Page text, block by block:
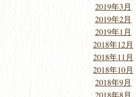
2019年3月
2019年2月
2019年1月
2018年12月
2018年11月
2018年10月
2018年9月